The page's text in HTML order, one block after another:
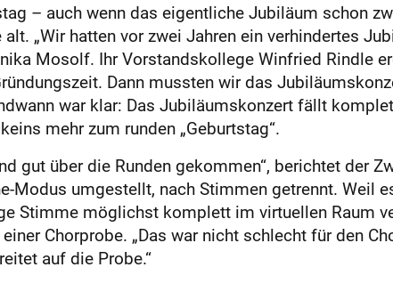
– auch wenn das eigentliche Jubiläum schon
„Wir hatten vor zwei Jahren ein verhindertes
Mosolf. Ihr Vorstandskollege Winfried Rindle
Dann mussten wir das
war klar: Das Jubiläumskonzert fällt
mehr zum runden „Geburtstag“.
gut über die Runden gekommen“, berichtet der
Modus umgestellt, nach Stimmen getrennt. Weil
Stimme möglichst komplett im virtuellen Raum
Chorprobe. „Das war nicht schlecht für den
auf die Probe.“